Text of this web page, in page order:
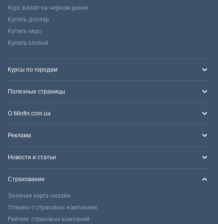
Курс валют на черном рынке
Купить доллар
Купить евро
Купить злотый
Курсы по городам
Полезные страницы
О Minfin.com.ua
Реклама
Новости и статьи
Страхование
Зеленая карта онлайн
Отзывы о страховых компаниях
Рейтинг страховых компаний